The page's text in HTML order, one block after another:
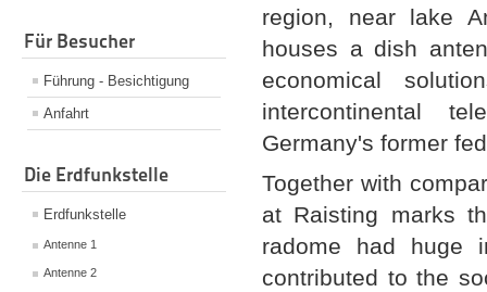
Für Besucher
Führung - Besichtigung
Anfahrt
Die Erdfunkstelle
Erdfunkstelle
Antenne 1
Antenne 2
region, near lake
houses a dish
economical
intercontinental
Germany's former
Together with
at Raisting marks
radome had huge
contributed to the